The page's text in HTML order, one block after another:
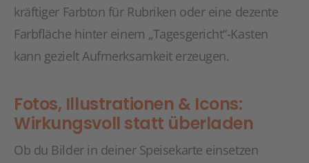
kräftiger Farbton für Rubriken oder eine dezente
Farbfläche hinter einem „Tagesgericht“-Kasten
kann gezielt Aufmerksamkeit erzeugen.
Fotos, Illustrationen & Icons:
Wirkungsvoll statt überladen
Ob du Bilder in deiner Speisekarte einsetzen